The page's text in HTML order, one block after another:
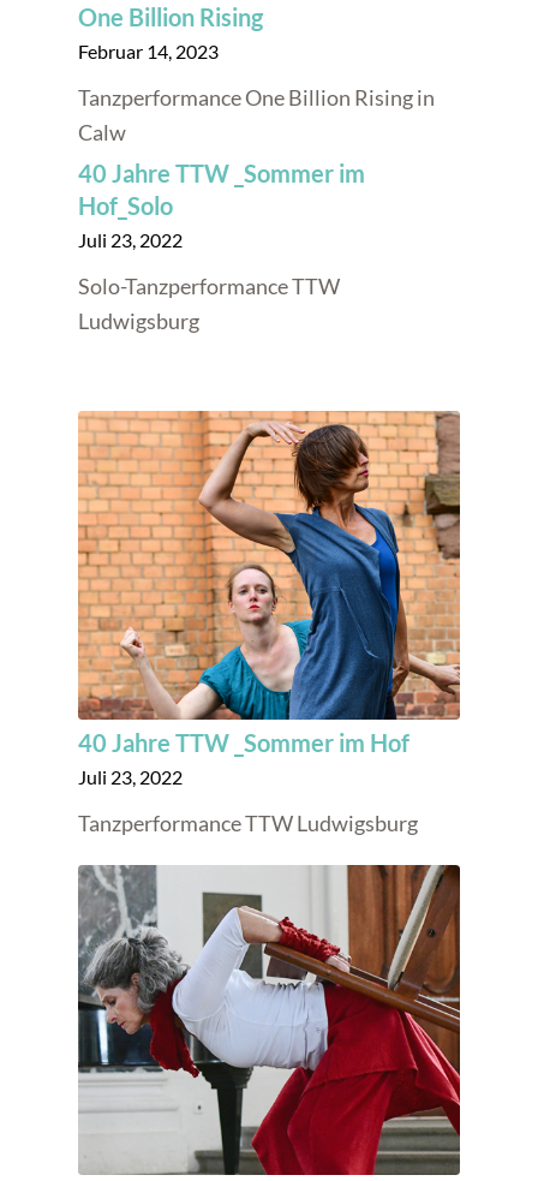
One Billion Rising
Februar 14, 2023
Tanzperformance One Billion Rising in
Calw
40 Jahre TTW _Sommer im
Hof_Solo
Juli 23, 2022
Solo-Tanzperformance TTW
Ludwigsburg
40 Jahre TTW _Sommer im Hof
Juli 23, 2022
Tanzperformance TTW Ludwigsburg